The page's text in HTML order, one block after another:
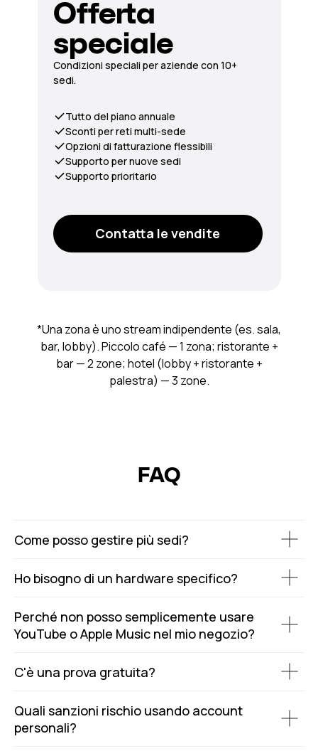
*Una zona è uno stream indipendente (es. sala,
bar, lobby). Piccolo café — 1 zona; ristorante +
bar — 2 zone; hotel (lobby + ristorante +
palestra) — 3 zone.
Offerta
speciale
Condizioni speciali per aziende con 10+
sedi.
Contatta le vendite
Tutto del piano annuale
Sconti per reti multi-sede
Opzioni di fatturazione flessibili
Supporto per nuove sedi
Supporto prioritario
FAQ
Come posso gestire più sedi?
Ho bisogno di un hardware specifico?
Perché non posso semplicemente usare
YouTube o Apple Music nel mio negozio?
C'è una prova gratuita?
Quali sanzioni rischio usando account
personali?